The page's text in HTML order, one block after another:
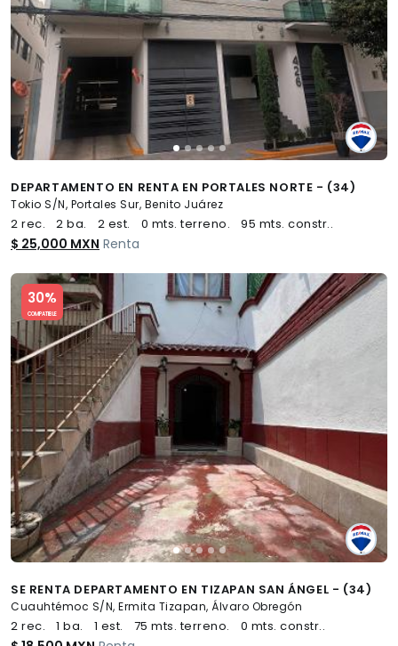
DEPARTAMENTO EN RENTA EN PORTALES NORTE - (34)
Tokio S/N, Portales Sur, Benito Juárez
2 rec. 2 ba. 2 est. 0 mts. terreno. 95 mts. constr..
$ 25,000 MXN Renta
30%
COMPATIBLE
Slide 1 of 5
SE RENTA DEPARTAMENTO EN TIZAPAN SAN ÁNGEL - (34)
Cuauhtémoc S/N, Ermita Tizapan, Álvaro Obregón
2 rec. 1 ba. 1 est. 75 mts. terreno. 0 mts. constr..